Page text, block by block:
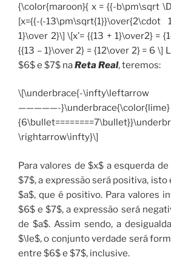
{\color{maroon}{ x = {{-b\pm\sqrt
[x={{-(-
1}\over 2}\] \[x’= {{13 + 1}\over2} =
{{13 – 1}\over 2} = {12\over 2} = 6 \]
$6$ e $7$ naReta Real, teremos:
\[\underbrace{-\infty\leftarrow
—————-}\underbrace{\color{lime}
\rightarrow\infty}\]
Para valores de $x$ a esquerda
$7$, a expressão será positiva, isto
$a$, que é positivo. Para valores
$6$ e $7$, a expressão será
de $a$. Assim sendo, a
$\le$, o conjunto verdade será
entre $6$ e $7$, inclusive.